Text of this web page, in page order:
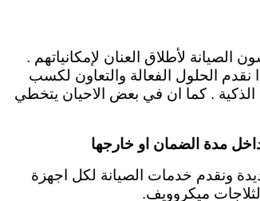
لأطلاق العنان لإمكانياتهم .
الحلول الفعالة والتعاون لكسب
. كما ان في بعض الاحيان يتخطي
مدة الضمان او خارجها
ونقدم خدمات الصيانة لكل اجهزة
ميكروويف.